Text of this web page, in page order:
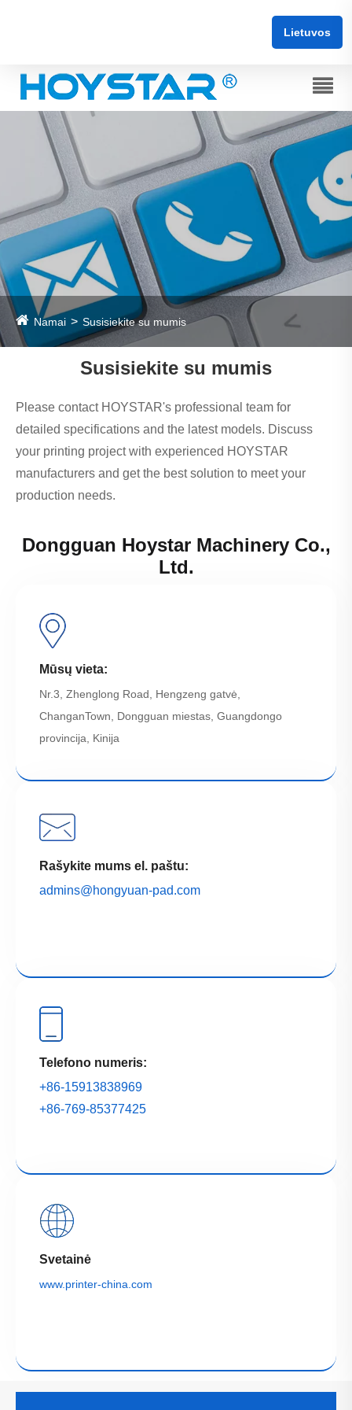
Lietuvos
Namai Susisiekite su mumis
Susisiekite su mumis
Please contact HOYSTAR's professional team for
detailed specifications and the latest models. Discuss
your printing project with experienced HOYSTAR
manufacturers and get the best solution to meet your
production needs.
Dongguan Hoystar Machinery Co.,
Ltd.
Mūsų vieta:
Nr.3, Zhenglong Road, Hengzeng gatvė,
ChanganTown, Dongguan miestas, Guangdongo
provincija, Kinija
Rašykite mums el. paštu:
admins@hongyuan-pad.com
Telefono numeris:
+86-15913838969
+86-769-85377425
Svetainė
www.printer-china.com